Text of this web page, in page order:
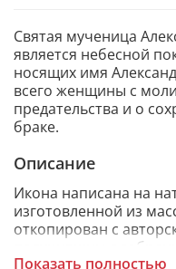
Святая мученица
является небесной
носящих имя
всего женщины с
предательства и о
браке.
Описание
Икона написана на
изготовленной из
откопирован с
получившим
Показать полностью